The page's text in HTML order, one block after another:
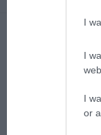
I
I
I
or